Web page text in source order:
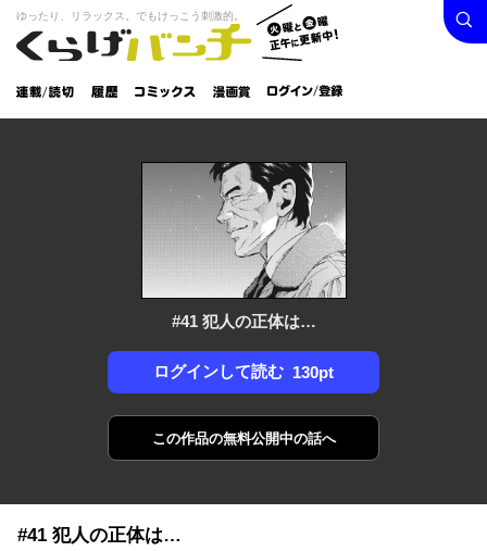
くらげバンチ
火曜と
金曜正
午に更
新中！
ゆったり、リラックス。でもけっこう刺激的。
連載/読
切
履
歴
コミック
漫画
賞
ログイン /
登録
検索
#41 犯人の正体は…
ログインして読む 130pt
この作品の無料公開中の話へ
#41 犯人の正体は…